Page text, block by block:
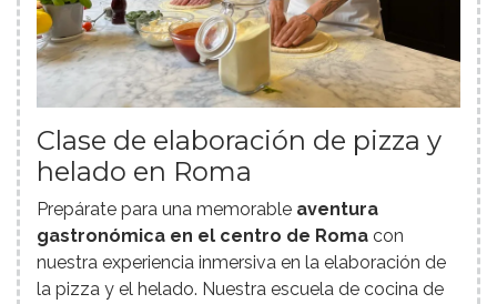
Clase de elaboración de pizza y
helado en Roma
Prepárate para una memorable aventura
gastronómica en el centro de Roma con
nuestra experiencia inmersiva en la elaboración de
la pizza y el helado. Nuestra escuela de cocina de